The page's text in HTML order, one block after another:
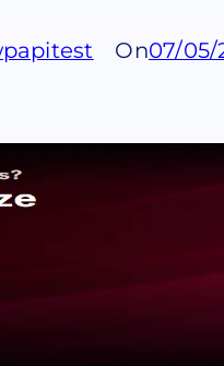
On07/05/